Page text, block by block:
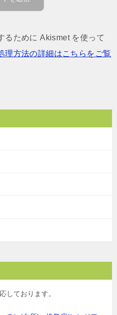
るために Akismet を使って
理方法の詳細はこちらをご覧
しております。